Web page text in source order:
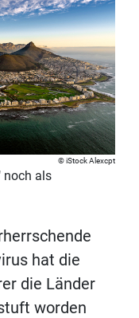
iStock Alexcpt
noch als
hat die
die Länder
worden